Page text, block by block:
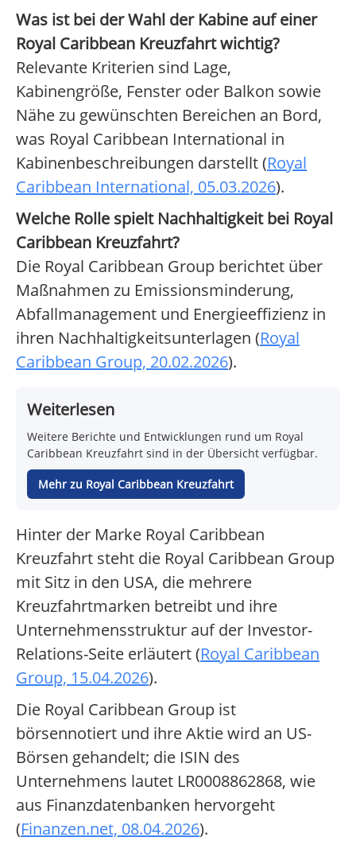
Was ist bei der Wahl der Kabine auf einer
Royal Caribbean Kreuzfahrt wichtig?
Relevante Kriterien sind Lage,
Kabinengröße, Fenster oder Balkon sowie
Nähe zu gewünschten Bereichen an Bord,
was Royal Caribbean International in
Kabinenbeschreibungen darstellt (Royal
Caribbean International, 05.03.2026).
Welche Rolle spielt Nachhaltigkeit bei Royal
Caribbean Kreuzfahrt?
Die Royal Caribbean Group berichtet über
Maßnahmen zu Emissionsminderung,
Abfallmanagement und Energieeffizienz in
ihren Nachhaltigkeitsunterlagen (Royal
Caribbean Group, 20.02.2026).
Weiterlesen
Weitere Berichte und Entwicklungen rund um Royal
Caribbean Kreuzfahrt sind in der Übersicht verfügbar.
Mehr zu Royal Caribbean Kreuzfahrt
Hinter der Marke Royal Caribbean
Kreuzfahrt steht die Royal Caribbean Group
mit Sitz in den USA, die mehrere
Kreuzfahrtmarken betreibt und ihre
Unternehmensstruktur auf der Investor-
Relations-Seite erläutert (Royal Caribbean
Group, 15.04.2026).
Die Royal Caribbean Group ist
börsennotiert und ihre Aktie wird an US-
Börsen gehandelt; die ISIN des
Unternehmens lautet LR0008862868, wie
aus Finanzdatenbanken hervorgeht
(Finanzen.net, 08.04.2026).